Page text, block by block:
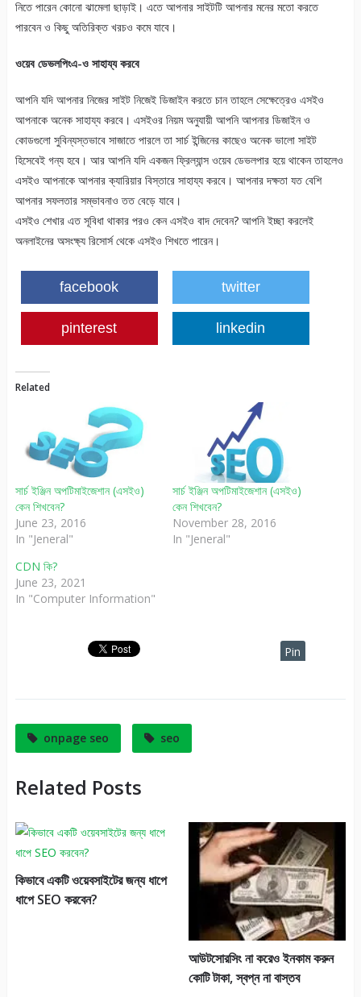
নিতে পারেন কোনো ঝামেলা ছাড়াই। এতে আপনার সাইটটি আপনার মনের মতো করতে
পারবেন ও কিছু অতিরিক্ত খরচও কমে যাবে।
ওয়েব ডেভলপিংএ-ও সাহায্য করবে
আপনি যদি আপনার নিজের সাইট নিজেই ডিজাইন করতে চান তাহলে সেক্ষেত্রেও এসইও
আপনাকে অনেক সাহায্য করবে। এসইওর নিয়ম অনুযায়ী আপনি আপনার ডিজাইন ও
কোডগুলো সুবিন্যস্তভাবে সাজাতে পারলে তা সার্চ ইন্জিনের কাছেও অনেক ভালো সাইট
হিসেবেই গন্য হবে। আর আপনি যদি একজন ফ্রিল্যান্স ওয়েব ডেভলপার হয়ে থাকেন তাহলেও
এসইও আপনাকে আপনার ক্যারিয়ার বিস্তারে সাহায্য করবে। আপনার দক্ষতা যত বেশি
আপনার সফলতার সম্ভাবনাও তত বেড়ে যাবে।
এসইও শেখার এত সূবিধা থাকার পরও কেন এসইও বাদ দেবেন? আপনি ইচ্ছা করলেই
অনলাইনের অসংক্ষ্য রিসোর্স থেকে এসইও শিখতে পারেন।
facebook twitter
pinterest linkedin
Related
সার্চ ইঞ্জিন অপটিমাইজেশান (এসইও)
কেন শিখবেন?
June 23, 2016
In "Jeneral"
সার্চ ইঞ্জিন অপটিমাইজেশান (এসইও)
কেন শিখবেন?
November 28, 2016
In "Jeneral"
CDN কি?
June 23, 2021
In "Computer Information"
Pin
onpage seo seo
Related Posts
কিভাবে একটি ওয়েবসাইটের জন্য ধাপে
ধাপে SEO করবেন?
আউটসোরসিং না করেও ইনকাম করুন
কোটি টাকা, স্বপ্ন না বাস্তব